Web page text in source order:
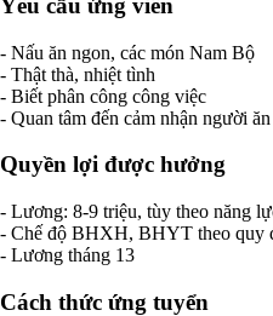
Yêu cầu ứng viên
- Nấu ăn ngon, các món Nam Bộ
- Thật thà, nhiệt tình
- Biết phân công công việc
- Quan tâm đến cảm nhận người ăn
Quyền lợi được hưởng
- Lương: 8-9 triệu, tùy theo năng
- Chế độ BHXH, BHYT theo quy
- Lương tháng 13
Cách thức ứng tuyển